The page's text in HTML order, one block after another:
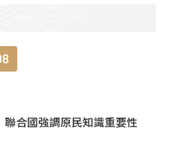
聯合國強調原民知識重要性